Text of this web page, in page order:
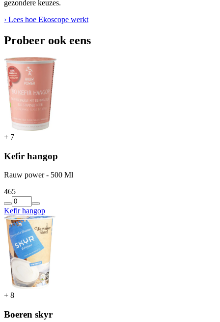
gezondere keuzes.
› Lees hoe Ekoscope werkt
Probeer ook eens
+ 7
Kefir hangop
Rauw power - 500 Ml
465
Kefir hangop
+ 8
Boeren skyr